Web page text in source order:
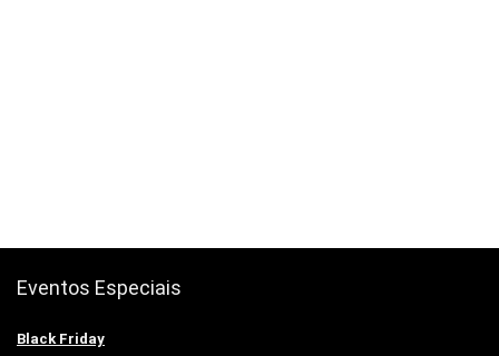
Eventos Especiais
Black Friday